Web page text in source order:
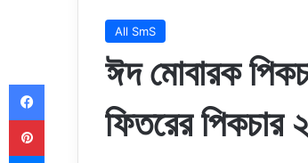
All SmS
ঈদ মোবারক
ফিতরের পিকচার
Facebook
Pinterest
Messenger